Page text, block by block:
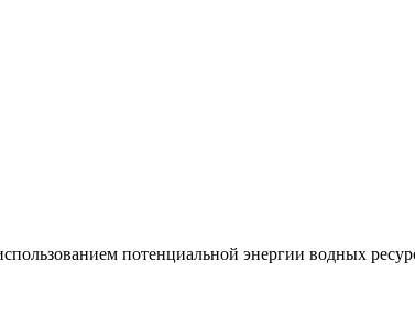
потенциальной энергии водных